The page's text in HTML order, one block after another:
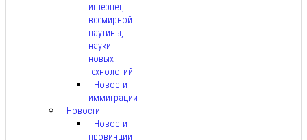
интернет,
всемирной
паутины,
науки.
новых
технологий
Новости
иммиграции
Новости
Новости
провинции